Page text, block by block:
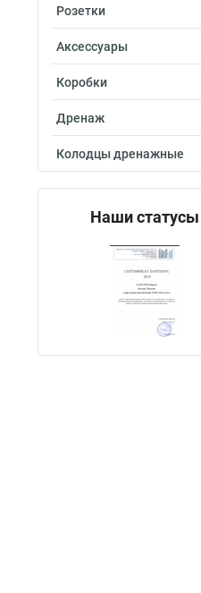
Розетки
Аксессуары
Коробки
Дренаж
Колодцы дренажные
Наши статусы